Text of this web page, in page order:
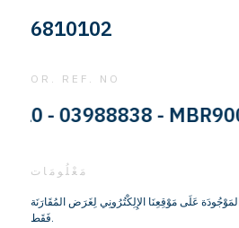
6810102
OR. REF. NO
- 03988838 - MBR9000
مَعْلُومَات
المَوْجُودَة عَلَى مَوْقِعِنَا الإِلِكْتُرُونِي لِغَرَض المُقَارَنَة
فَقَط.